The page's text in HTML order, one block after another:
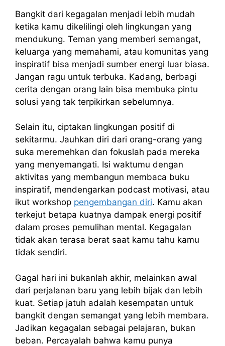
Bangkit dari kegagalan menjadi lebih mudah
ketika kamu dikelilingi oleh lingkungan yang
mendukung. Teman yang memberi semangat,
keluarga yang memahami, atau komunitas yang
inspiratif bisa menjadi sumber energi luar biasa.
Jangan ragu untuk terbuka. Kadang, berbagi
cerita dengan orang lain bisa membuka pintu
solusi yang tak terpikirkan sebelumnya.
Selain itu, ciptakan lingkungan positif di
sekitarmu. Jauhkan diri dari orang-orang yang
suka meremehkan dan fokuslah pada mereka
yang menyemangati. Isi waktumu dengan
aktivitas yang membangun membaca buku
inspiratif, mendengarkan podcast motivasi, atau
ikut workshop pengembangan diri. Kamu akan
terkejut betapa kuatnya dampak energi positif
dalam proses pemulihan mental. Kegagalan
tidak akan terasa berat saat kamu tahu kamu
tidak sendiri.
Gagal hari ini bukanlah akhir, melainkan awal
dari perjalanan baru yang lebih bijak dan lebih
kuat. Setiap jatuh adalah kesempatan untuk
bangkit dengan semangat yang lebih membara.
Jadikan kegagalan sebagai pelajaran, bukan
beban. Percayalah bahwa kamu punya